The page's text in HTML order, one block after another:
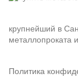
крупнейший в
металлопроката
Политика